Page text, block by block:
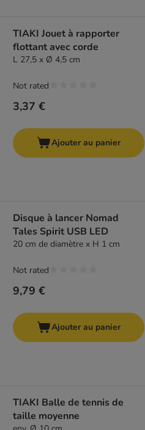
TIAKI Jouet à rapporter
flottant avec corde
L 27,5 x Ø 4,5 cm
3,37 €
Not rated
Ajouter au panier
Disque à lancer Nomad
Tales Spirit USB LED
20 cm de diamètre x H 1 cm
9,79 €
Not rated
Ajouter au panier
TIAKI Balle de tennis de
taille moyenne